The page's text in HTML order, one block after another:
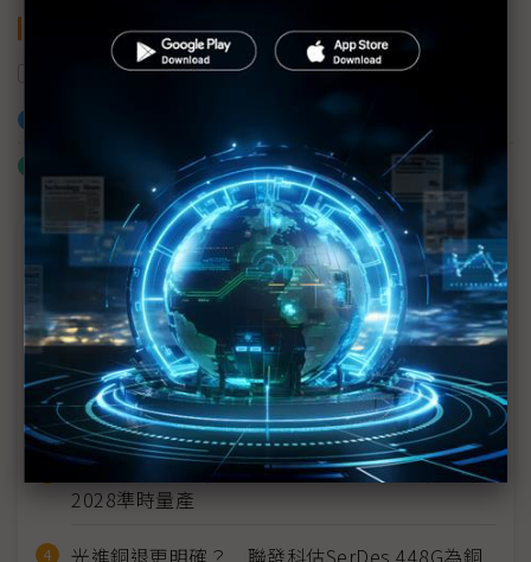
量子運算 量子科技
什麼是「關鍵字追蹤」
近７天熱門報導
MLCC訂單過熱、出貨比創高 村田示警全球AI基
建熱潮將趨緩
2027全年記憶體產能提前售罄 買家「祕而不
宣」只怕買不夠
英特爾EMIB良率達標 聯發科第2代ASIC產品
2028準時量產